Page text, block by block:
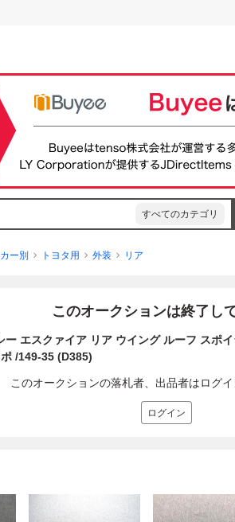
すべてのカテゴリ
ー別 トヨタ用 外装 リア
このオークションは終了し
ー エスクァイア リア ウイング ルーフ スポ
/149-35 (D385)
このオークションの落札者、出品者はログイ
ログイン